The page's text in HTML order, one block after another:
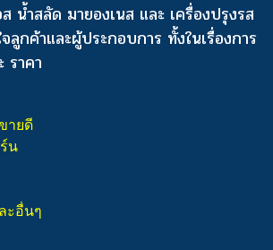
น้ำสลัด มายองเนส และ เครื่องปรุงรส
ลูกค้าและผู้ประกอบการ ทั้งในเรื่องการ
ราคา
ายดี
น
ะอื่นๆ